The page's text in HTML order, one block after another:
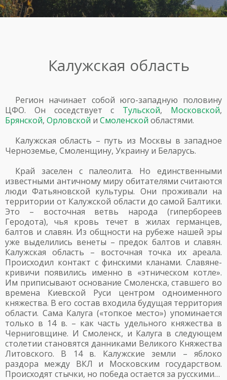
Калужская область
Регион начинает собой юго-западную половину
ЦФО. Он соседствует с Тульской, Московской,
Брянской, Орловской и Смоленской областями.
Калужская область – путь из Москвы в западное
Черноземье, Смоленщину, Украину и Беларусь.
Край заселен с палеолита. Но единственными
известными античному миру обитателями считаются
люди Фатьяновской культуры. Они проживали на
территории от Калужской области до самой Балтики.
Это – восточная ветвь народа (гипербореев
Геродота), чья кровь течет в жилах германцев,
балтов и славян. Из общности на рубеже нашей эры
уже выделились венеты – предок балтов и славян.
Калужская область – восточная точка их ареала.
Происходил контакт с финскими кланами. Славяне-
кривичи появились именно в «этническом котле».
Им приписывают основание Смоленска, ставшего во
времена Киевской Руси центром одноименного
княжества. В его состав входила будущая территория
области. Сама Калуга («топкое место») упоминается
только в 14 в. – как часть удельного княжества в
Черниговщине. И Смоленск, и Калуга в следующем
столетии становятся данниками Великого Княжества
Литовского. В 14 в. Калужские земли – яблоко
раздора между ВКЛ и Московским государством.
Происходят стычки, но победа остается за русскими…